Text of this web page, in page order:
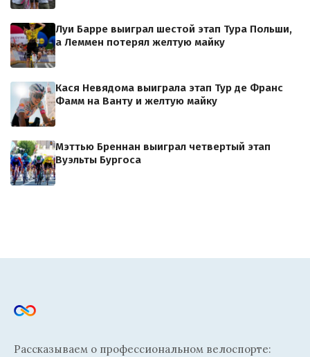
Луи Барре выиграл шестой этап Тура Польши,
а Леммен потерял желтую майку
Кася Невядома выиграла этап Тур де Франс
Фамм на Ванту и желтую майку
Мэттью Бреннан выиграл четвертый этап
Вуэльты Бургоса
Рассказываем о профессиональном велоспорте: